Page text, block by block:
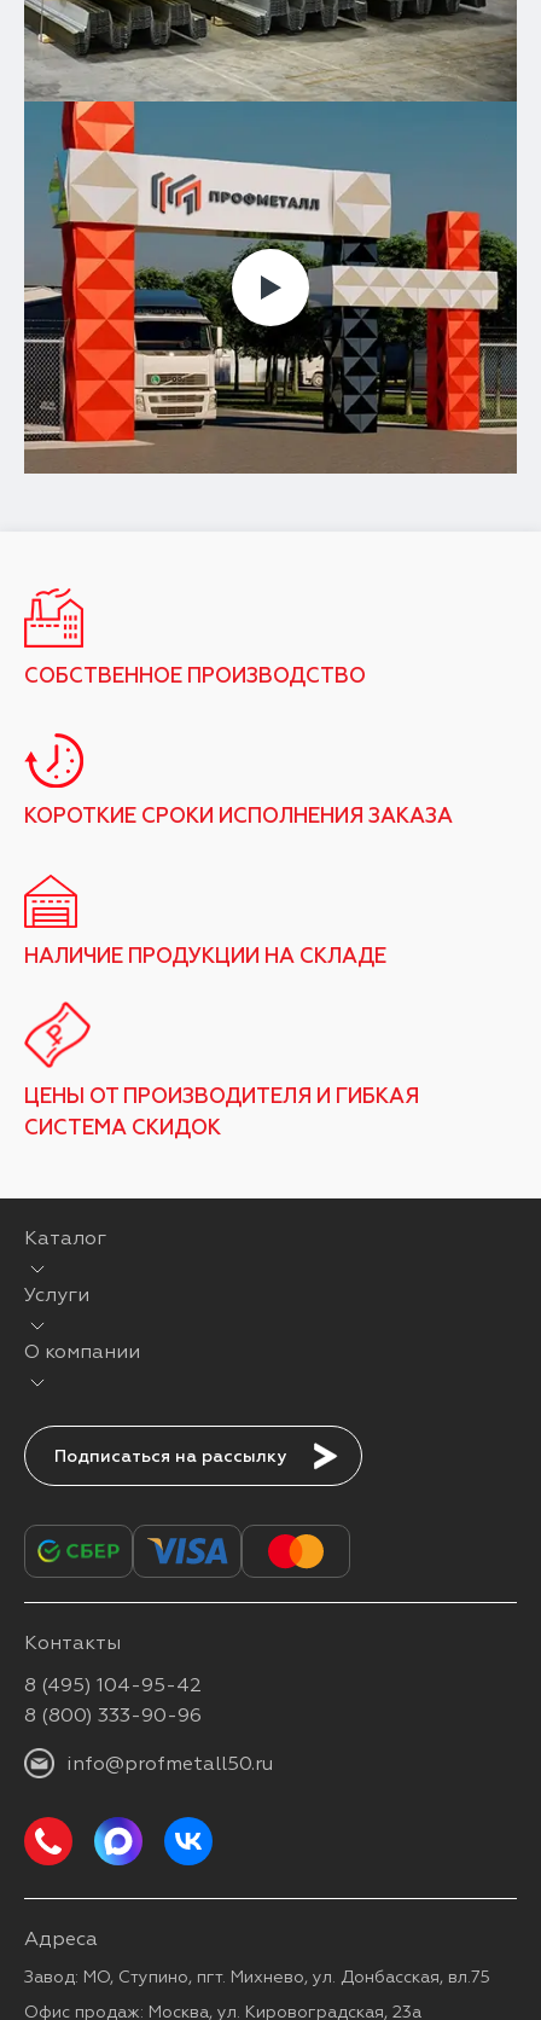
СОБСТВЕННОЕ ПРОИЗВОДСТВО
КОРОТКИЕ СРОКИ ИСПОЛНЕНИЯ ЗАКАЗА
НАЛИЧИЕ ПРОДУКЦИИ НА СКЛАДЕ
ЦЕНЫ ОТ ПРОИЗВОДИТЕЛЯ И ГИБКАЯ
СИСТЕМА СКИДОК
Каталог
Услуги
О компании
Подписаться
Контакты
8 (495) 104-95-42
8 (800) 333-90-96
info@profmetall50.ru
Адреса
Завод: МО, Ступино, пгт. Михнево, ул. Донбасская, вл.75
Офис продаж: Москва, ул. Кировоградская, 23а